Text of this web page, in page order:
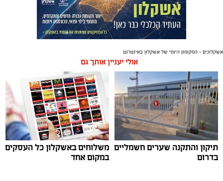
אשקלונים - המקומון היומי של אשקלון באינטרנט
אולי יעניין אותך גם
תיקון והתקנה שערים חשמליים
בדרום
משלוחים באשקלון כל העסקים
במקום אחד